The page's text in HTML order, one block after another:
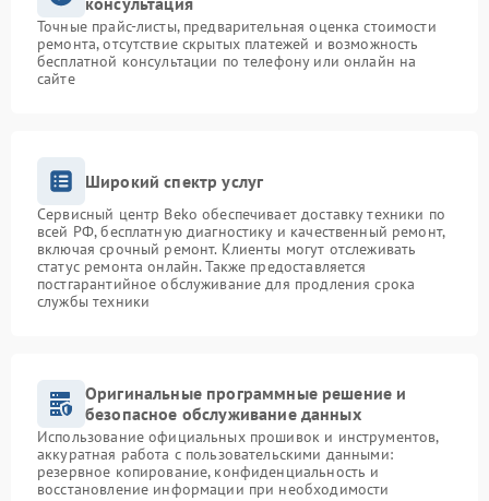
Точные прайс-листы, предварительная оценка стоимости
ремонта, отсутствие скрытых платежей и возможность
бесплатной консультации по телефону или онлайн на
сайте
Широкий спектр услуг
Сервисный центр Beko обеспечивает доставку техники по
всей РФ, бесплатную диагностику и качественный ремонт,
включая срочный ремонт. Клиенты могут отслеживать
статус ремонта онлайн. Также предоставляется
постгарантийное обслуживание для продления срока
службы техники
Оригинальные программные решение и
безопасное обслуживание данных
Использование официальных прошивок и инструментов,
аккуратная работа с пользовательскими данными:
резервное копирование, конфиденциальность и
восстановление информации при необходимости